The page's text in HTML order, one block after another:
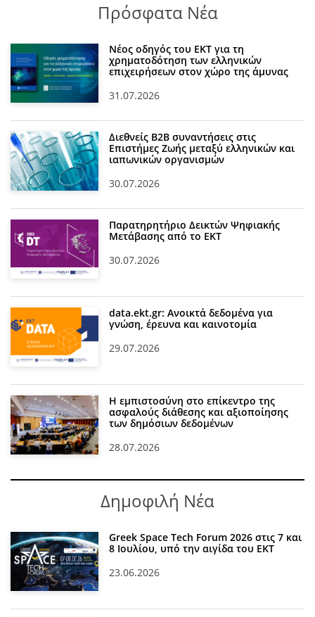
Πρόσφατα Νέα
Νέος οδηγός του ΕΚΤ για τη
χρηματοδότηση των ελληνικών
επιχειρήσεων στον χώρο της άμυνας
31.07.2026
Διεθνείς Β2Β συναντήσεις στις
Επιστήμες Ζωής μεταξύ ελληνικών και
ιαπωνικών οργανισμών
30.07.2026
Παρατηρητήριο Δεικτών Ψηφιακής
Μετάβασης από το ΕΚΤ
30.07.2026
data.ekt.gr: Ανοικτά δεδομένα για
γνώση, έρευνα και καινοτομία
29.07.2026
Η εμπιστοσύνη στο επίκεντρο της
ασφαλούς διάθεσης και αξιοποίησης
των δημόσιων δεδομένων
28.07.2026
Δημοφιλή Νέα
Greek Space Tech Forum 2026 στις 7 και
8 Ιουλίου, υπό την αιγίδα του ΕΚΤ
23.06.2026